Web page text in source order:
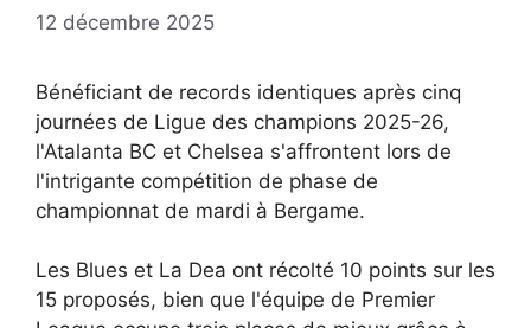
12 décembre 2025
Bénéficiant de records identiques après cinq
journées de Ligue des champions 2025-26,
l'Atalanta BC et Chelsea s'affrontent lors de
l'intrigante compétition de phase de
championnat de mardi à Bergame.
Les Blues et La Dea ont récolté 10 points sur les
15 proposés, bien que l'équipe de Premier